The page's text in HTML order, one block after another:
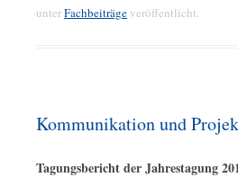
unterFachbeiträge veröffentlicht.
Kommunikation und
Tagungsbericht der Jahrestagung